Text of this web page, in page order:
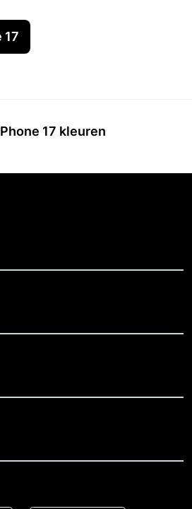
17
17 kleuren